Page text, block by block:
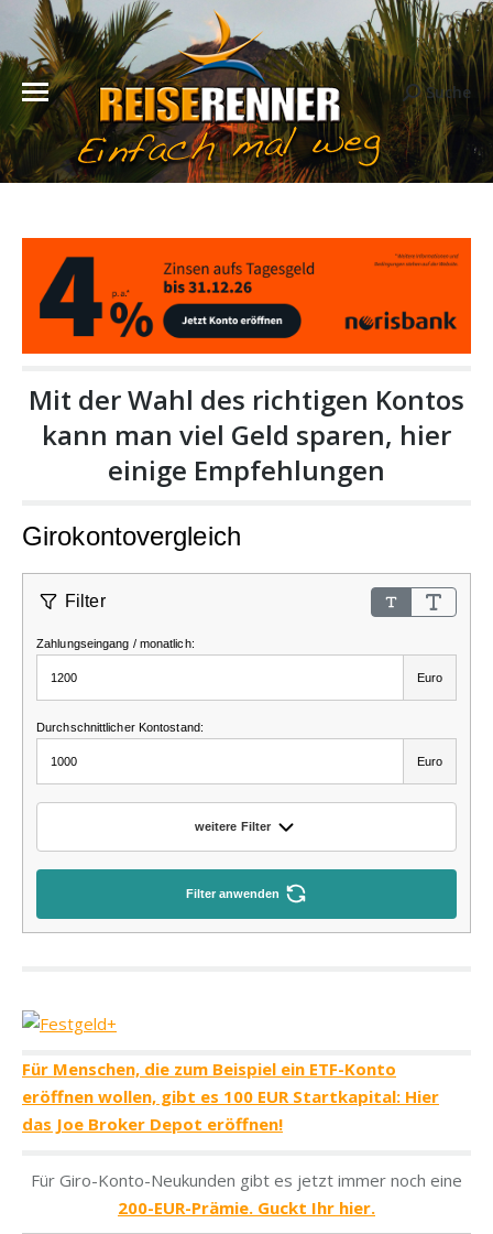
Search:
Suche
Mit der Wahl des richtigen Kontos
kann man viel Geld sparen, hier
einige Empfehlungen
Für Menschen, die zum Beispiel ein ETF-Konto
eröffnen wollen, gibt es 100 EUR Startkapital: Hier
das Joe Broker Depot eröffnen!
Für Giro-Konto-Neukunden gibt es jetzt immer noch eine
200-EUR-Prämie. Guckt Ihr hier.